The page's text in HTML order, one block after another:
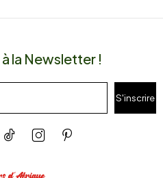
la Newsletter !
S'inscrire